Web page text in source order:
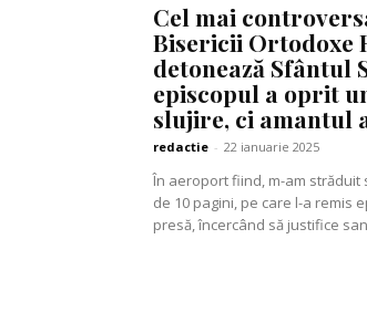
Cel mai
Bisericii Ortodoxe
detonează Sfântul
episcopul a oprit
slujire, ci amantul
redactie - 22 ianuarie 2025
În aeroport fiind, m-am străduit
de 10 pagini, pe care l-a remis
presă, încercând să justifice